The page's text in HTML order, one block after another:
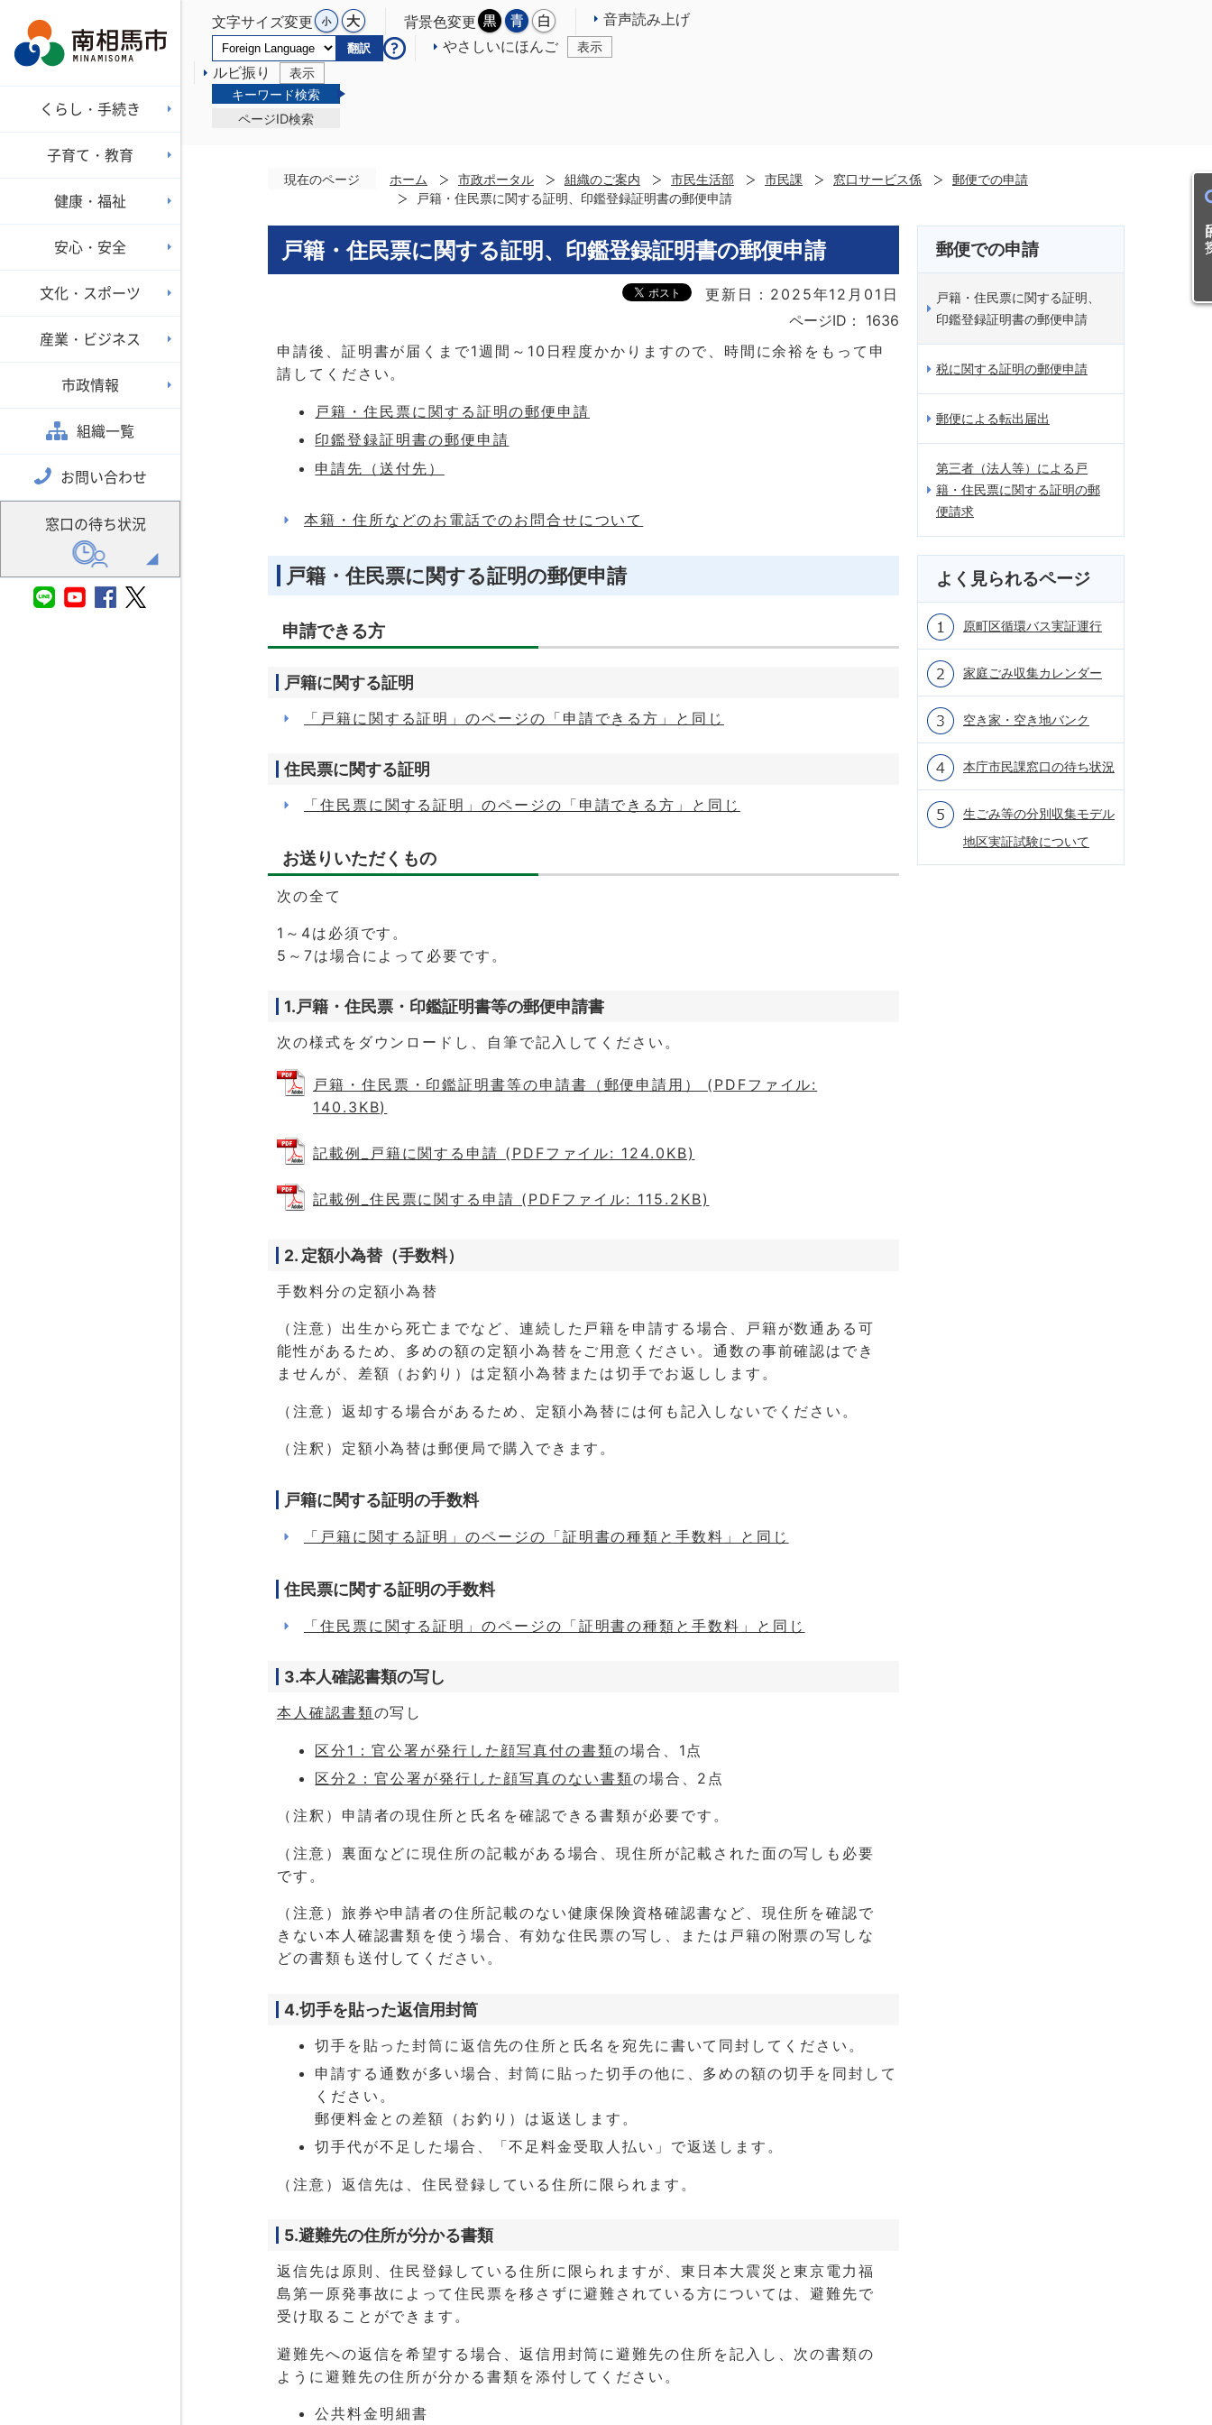
文字サイズ変更 背景色変更 音声読み上げ
翻訳 やさしいにほんご 表示
ルビ振り
表示
キーワード検索
ページID検索
くらし・手続き
子育て・教育
健康・福祉
安心・安全
文化・スポーツ
産業・ビジネス
市政情報
組織一覧
お問い合わせ
窓口の待ち状況
目
現在のページ ホーム 市政ポータル 組織のご案内 市民生活部 市民課 窓口サービス係
郵便での申請
戸籍・住民票に関する証明、印鑑登録証明書の郵便申請
戸籍・住民票に関する証明、印鑑登録証明書の郵便申請
更新日：2025年12月01日
ページID：
1636
申請後、証明書が届くまで1週間～10日程度かかりますので、時間に余裕をもって申
請してください。
戸籍・住民票に関する証明の郵便申請
印鑑登録証明書の郵便申請
申請先（送付先）
本籍・住所などのお電話でのお問合せについて
戸籍・住民票に関する証明の郵便申請
申請できる方
戸籍に関する証明
「戸籍に関する証明」のページの「申請できる方」と同じ
住民票に関する証明
「住民票に関する証明」のページの「申請できる方」と同じ
お送りいただくもの
次の全て
1～4は必須です。
5～7は場合によって必要です。
1.戸籍・住民票・印鑑証明書等の郵便申請書
次の様式をダウンロードし、自筆で記入してください。
戸籍・住民票・印鑑証明書等の申請書（郵便申請用） (PDFファイル:
140.3KB)
記載例_戸籍に関する申請 (PDFファイル: 124.0KB)
記載例_住民票に関する申請 (PDFファイル: 115.2KB)
2. 定額小為替（手数料）
手数料分の定額小為替
（注意）出生から死亡までなど、連続した戸籍を申請する場合、戸籍が数通ある可
能性があるため、多めの額の定額小為替をご用意ください。通数の事前確認はでき
ませんが、差額（お釣り）は定額小為替または切手でお返しします。
（注意）返却する場合があるため、定額小為替には何も記入しないでください。
（注釈）定額小為替は郵便局で購入できます。
戸籍に関する証明の手数料
「戸籍に関する証明」のページの「証明書の種類と手数料」と同じ
住民票に関する証明の手数料
「住民票に関する証明」のページの「証明書の種類と手数料」と同じ
3.本人確認書類の写し
本人確認書類の写し
区分1：官公署が発行した顔写真付の書類の場合、1点
区分2：官公署が発行した顔写真のない書類の場合、2点
（注釈）申請者の現住所と氏名を確認できる書類が必要です。
（注意）裏面などに現住所の記載がある場合、現住所が記載された面の写しも必要
です。
（注意）旅券や申請者の住所記載のない健康保険資格確認書など、現住所を確認で
きない本人確認書類を使う場合、有効な住民票の写し、または戸籍の附票の写しな
どの書類も送付してください。
4.切手を貼った返信用封筒
切手を貼った封筒に返信先の住所と氏名を宛先に書いて同封してください。
申請する通数が多い場合、封筒に貼った切手の他に、多めの額の切手を同封して
ください。
郵便料金との差額（お釣り）は返送します。
切手代が不足した場合、「不足料金受取人払い」で返送します。
（注意）返信先は、住民登録している住所に限られます。
5.避難先の住所が分かる書類
返信先は原則、住民登録している住所に限られますが、東日本大震災と東京電力福
島第一原発事故によって住民票を移さずに避難されている方については、避難先で
受け取ることができます。
避難先への返信を希望する場合、返信用封筒に避難先の住所を記入し、次の書類の
ように避難先の住所が分かる書類を添付してください。
公共料金明細書
郵便での申請
戸籍・住民票に関する証明、
印鑑登録証明書の郵便申請
税に関する証明の郵便申請
郵便による転出届出
第三者（法人等）による戸
籍・住民票に関する証明の郵
便請求
よく見られるページ
原町区循環バス実証運行
家庭ごみ収集カレンダー
空き家・空き地バンク
本庁市民課窓口の待ち状況
生ごみ等の分別収集モデル
地区実証試験について